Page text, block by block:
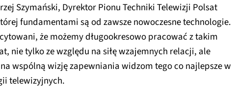
Szymański, Dyrektor Pionu Techniki Telewizji Polsat
fundamentami są od zawsze nowoczesne technologie.
że możemy długookresowo pracować z takim
nie tylko ze względu na siłę wzajemnych relacji, ale
wspólną wizję zapewniania widzom tego co najlepsze w
telewizyjnych.